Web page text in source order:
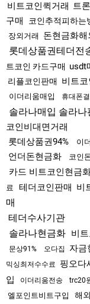
비트코인퀵거래 트
구매
코인추적피하는
장외거래
돈현금화해
롯데상품권테더전
트코인 카드구매 usdt
리플코인판매 비트
이더리움매입 휴대폰
솔라나매입 솔라나
코인비대면거래
롯데상품권94%
이
언더돈현금화
코인
카드 비트코인현금
료
테더코인판매 비
매
테더수사기관
솔라나현금화 비
문상91% 오다집 자금
믹싱최저수수료
핑오다
입
이더리움전송 trc20
엘포인트비트구입 해